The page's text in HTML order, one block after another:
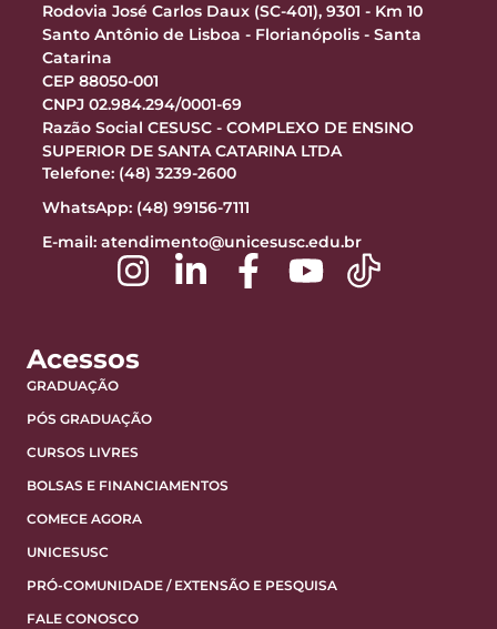
Rodovia José Carlos Daux (SC-401), 9301 - Km 10
Santo Antônio de Lisboa - Florianópolis - Santa
Catarina
CEP 88050-001
CNPJ 02.984.294/0001-69
Razão Social CESUSC - COMPLEXO DE ENSINO
SUPERIOR DE SANTA CATARINA LTDA
Telefone: (48) 3239-2600
WhatsApp: (48) 99156-7111
E-mail: atendimento@unicesusc.edu.br
Acessos
GRADUAÇÃO
PÓS GRADUAÇÃO
CURSOS LIVRES
BOLSAS E FINANCIAMENTOS
COMECE AGORA
UNICESUSC
PRÓ-COMUNIDADE / EXTENSÃO E PESQUISA
FALE CONOSCO